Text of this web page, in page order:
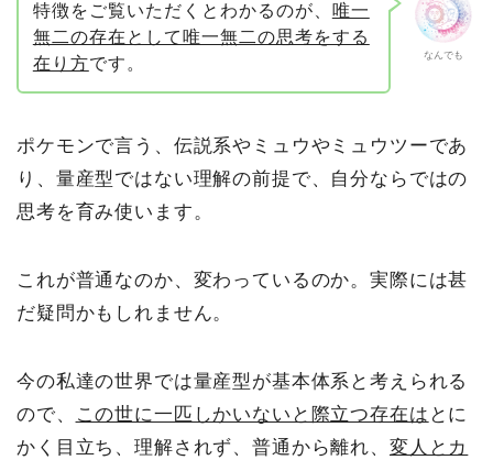
なんでも
特徴をご覧いただくとわかるのが、 唯一
無二の存在として唯一無二の思考をする
在り方です。
ポケモンで言う、伝説系やミュウやミュウツーであ
り、量産型ではない理解の前提で、自分ならではの
思考を育み使います。
これが普通なのか、変わっているのか。実際には甚
だ疑問かもしれません。
今の私達の世界では量産型が基本体系と考えられる
ので、
この世に一匹しかいないと際立つ存在は とに
かく目立ち、理解されず、普通から離れ、 変人とカ